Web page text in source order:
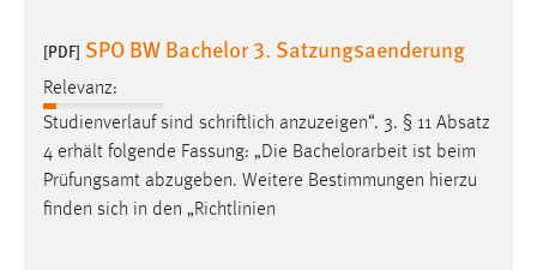
[PDF] SPO BW Bachelor 3. Satzungsaenderung
Relevanz:
Studienverlauf sind schriftlich anzuzeigen“. 3. § 11 Absatz
4 erhält folgende Fassung: „Die Bachelorarbeit ist beim
Prüfungsamt abzugeben. Weitere Bestimmungen hierzu
finden sich in den „Richtlinien